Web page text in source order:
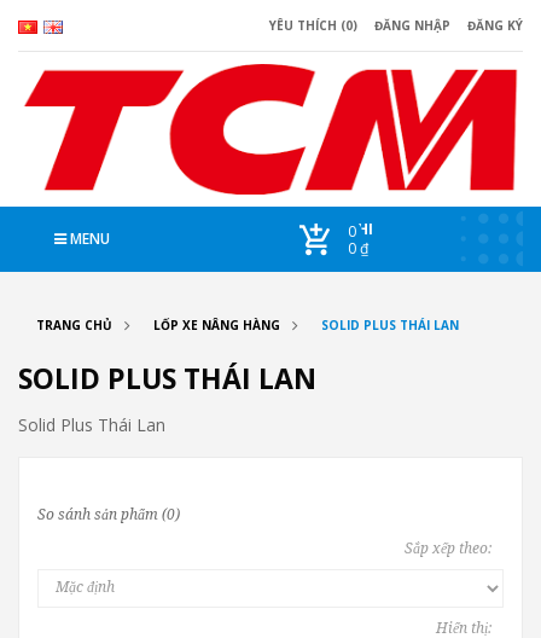
YÊU THÍCH (0) ĐĂNG NHẬP ĐĂNG KÝ
MENU CHI
0
0 ₫
TRANG CHỦ LỐP XE NÂNG HÀNG SOLID PLUS THÁI LAN
SOLID PLUS THÁI LAN
Solid Plus Thái Lan
So sánh sản phẩm (0)
Sắp xếp theo:
Hiển thị: